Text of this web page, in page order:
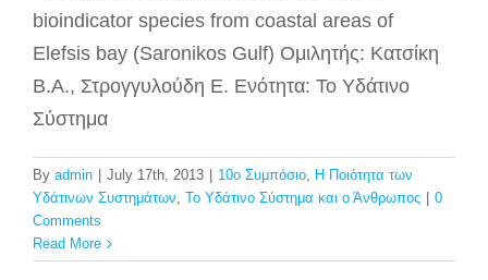
bioindicator species from coastal areas of
Elefsis bay (Saronikos Gulf) Ομιλητής: Κατσίκη
Β.Α., Στρογγυλούδη Ε. Ενότητα: Το Υδάτινο
Σύστημα
By admin July 17th, 2013 10ο Συμπόσιο, Η Ποιότητα των
Υδάτινων Συστημάτων, Το Υδάτινο Σύστημα και ο Άνθρωπος
0
Comments
Read More